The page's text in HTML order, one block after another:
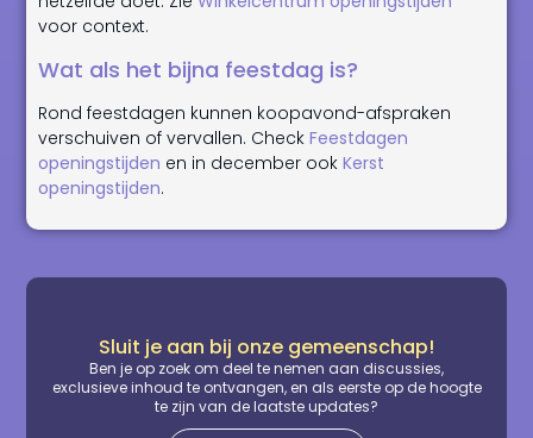
voor context.
Wat als het bijna feestdag is?
Rond feestdagen kunnen koopavond-afspraken
verschuiven of vervallen. CheckFeestdagen
openingstijden en in december ookKerst
openingstijden.
Sluit je aan bij onze gemeenschap!
Ben je op zoek om deel te nemen aan discussies,
exclusieve inhoud te ontvangen, en als eerste op de hoogte
te zijn van de laatste updates?